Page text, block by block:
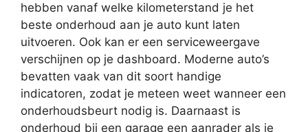
hebben vanaf welke kilometerstand je het
beste onderhoud aan je auto kunt laten
uitvoeren. Ook kan er een serviceweergave
verschijnen op je dashboard. Moderne auto’s
bevatten vaak van dit soort handige
indicatoren, zodat je meteen weet wanneer een
onderhoudsbeurt nodig is. Daarnaast is
onderhoud bij een garage een aanrader als je